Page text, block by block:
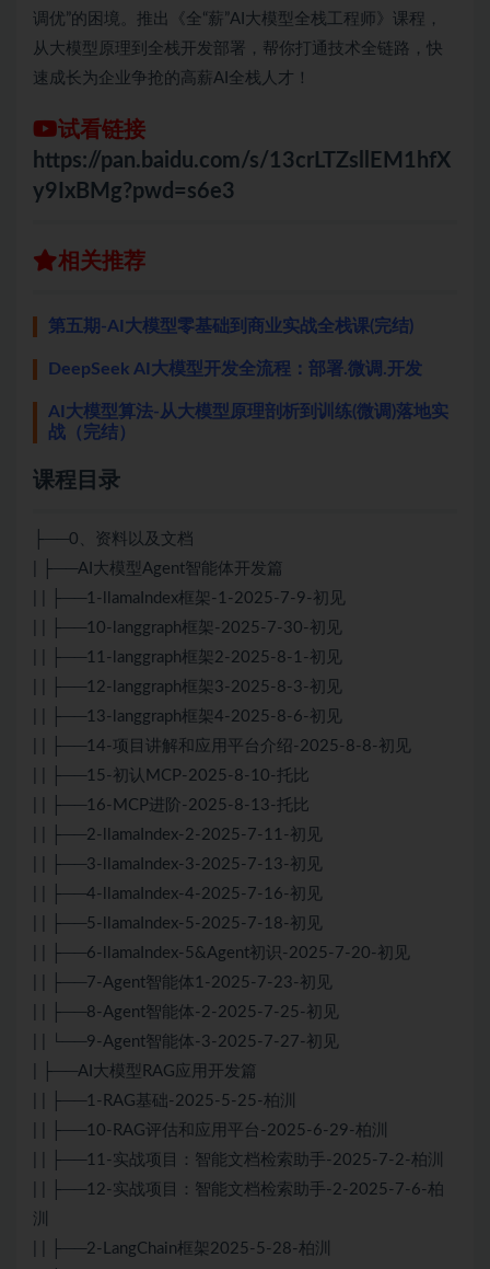
调优”的困境。推出《全“薪”AI大模型全栈工程师》课程，
从大模型原理到全栈开发部署，帮你打通技术全链路，快
速成长为企业争抢的高薪AI全栈人才！
试看链接
https://pan.baidu.com/s/13crLTZsllEM1hfX
y9IxBMg?pwd=s6e3
相关推荐
第五期-AI大模型零基础到商业实战全栈课(完结)
DeepSeek AI大模型开发全流程：部署.微调.开发
AI大模型算法-从大模型原理剖析到训练(微调)落地实
战（完结）
课程目录
├──0、资料以及文档
| ├──AI大模型Agent智能体开发篇
| | ├──1-llamaIndex框架-1-2025-7-9-初见
| | ├──10-langgraph框架-2025-7-30-初见
| | ├──11-langgraph框架2-2025-8-1-初见
| | ├──12-langgraph框架3-2025-8-3-初见
| | ├──13-langgraph框架4-2025-8-6-初见
| | ├──14-项目讲解和应用平台介绍-2025-8-8-初见
| | ├──15-初认MCP-2025-8-10-托比
| | ├──16-MCP进阶-2025-8-13-托比
| | ├──2-llamaIndex-2-2025-7-11-初见
| | ├──3-llamaIndex-3-2025-7-13-初见
| | ├──4-llamaIndex-4-2025-7-16-初见
| | ├──5-llamaIndex-5-2025-7-18-初见
| | ├──6-llamaIndex-5&Agent初识-2025-7-20-初见
| | ├──7-Agent智能体1-2025-7-23-初见
| | ├──8-Agent智能体-2-2025-7-25-初见
| | └──9-Agent智能体-3-2025-7-27-初见
| ├──AI大模型RAG应用开发篇
| | ├──1-RAG基础-2025-5-25-柏汌
| | ├──10-RAG评估和应用平台-2025-6-29-柏汌
| | ├──11-实战项目：智能文档检索助手-2025-7-2-柏汌
| | ├──12-实战项目：智能文档检索助手-2-2025-7-6-柏
汌
| | ├──2-LangChain框架2025-5-28-柏汌